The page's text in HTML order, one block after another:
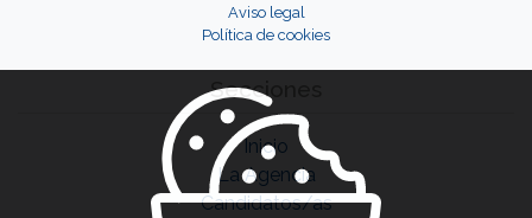
Aviso legal
Política de cookies
Secciones
Inicio
La Agencia
Candidatos/as